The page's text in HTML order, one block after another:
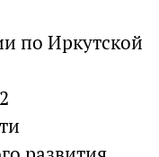
по Иркутской